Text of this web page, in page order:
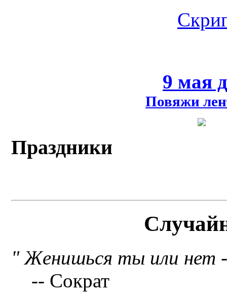
9 мая
Повяжи
Праздники
" Женишься ты или нет -
-- Сократ